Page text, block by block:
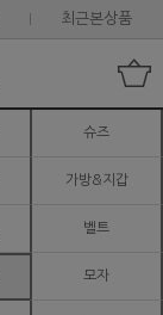
최근본상품
슈즈
가방&지갑
벨트
모자